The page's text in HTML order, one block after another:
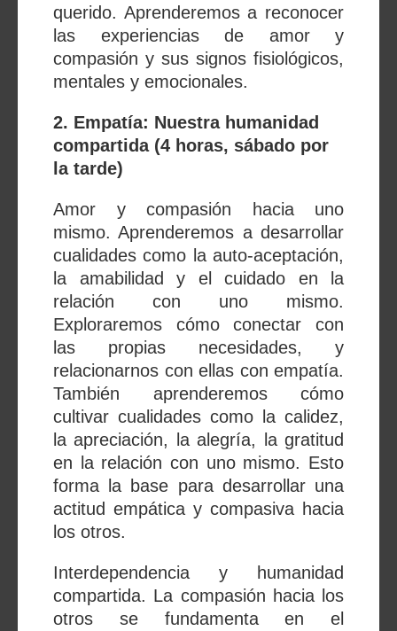
querido. Aprenderemos a reconocer
las experiencias de amor y
compasión y sus signos fisiológicos,
mentales y emocionales.
2. Empatía: Nuestra humanidad
compartida (4 horas, sábado por
la tarde)
Amor y compasión hacia uno
mismo. Aprenderemos a desarrollar
cualidades como la auto-aceptación,
la amabilidad y el cuidado en la
relación con uno mismo.
Exploraremos cómo conectar con
las propias necesidades, y
relacionarnos con ellas con empatía.
También aprenderemos cómo
cultivar cualidades como la calidez,
la apreciación, la alegría, la gratitud
en la relación con uno mismo. Esto
forma la base para desarrollar una
actitud empática y compasiva hacia
los otros.
Interdependencia y humanidad
compartida. La compasión hacia los
otros se fundamenta en el